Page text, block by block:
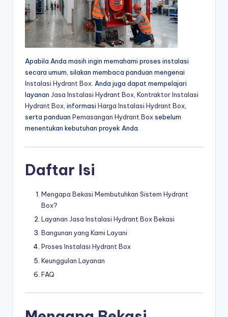
Apabila Anda masih ingin memahami proses instalasi
secara umum, silakan membaca panduan mengenai
Instalasi Hydrant Box . Anda juga dapat mempelajari
layanan Jasa Instalasi Hydrant Box Kontraktor Instalasi
Hydrant Box , informasi Harga Instalasi Hydrant Box
serta panduan Pemasangan Hydrant Boxsebelum
menentukan kebutuhan proyek Anda.
Daftar Isi
Mengapa Bekasi Membutuhkan Sistem Hydrant
Box?
Layanan Jasa Instalasi Hydrant Box Bekasi
Bangunan yang Kami Layani
Proses Instalasi Hydrant Box
Keunggulan Layanan
FAQ